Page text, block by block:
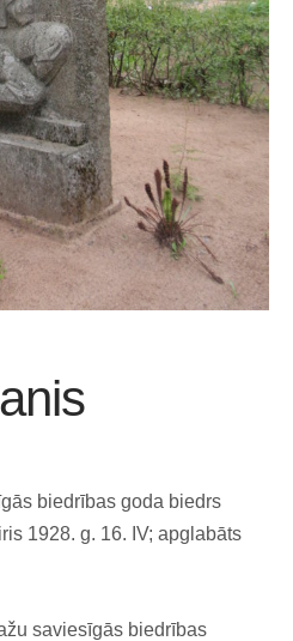
biedrības goda biedrs
1928. g. 16. IV; apglabāts
saviesīgās biedrības